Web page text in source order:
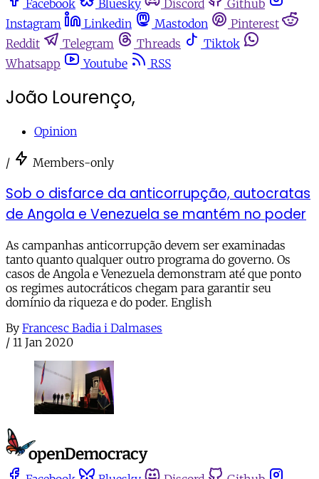
Facebook
Bluesky Discord
Github
Instagram
Linkedin Mastodon
Pinterest
Reddit
Telegram Threads
Tiktok
Whatsapp
Youtube RSS
João Lourenço,
Opinion
/ Members-only
Sob o disfarce da anticorrupção, autocratas
de Angola e Venezuela se mantém no poder
As campanhas anticorrupção devem ser examinadas
tanto quanto qualquer outro programa do governo. Os
casos de Angola e Venezuela demonstram até que ponto
os regimes autocráticos chegam para garantir seu
domínio da riqueza e do poder. English
By Francesc Badia i Dalmases
/ 11 Jan 2020